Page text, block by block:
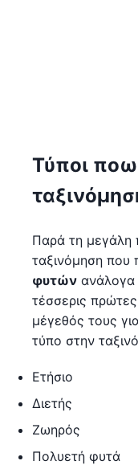
Τύποι
Παρά τη μεγάλη
ταξινόμηση που
φυτών ανάλογα
τέσσερις
μέγεθός τους
τύπο στην
Ετήσιο
Διετής
Ζωηρός
Πολυετή φυτά